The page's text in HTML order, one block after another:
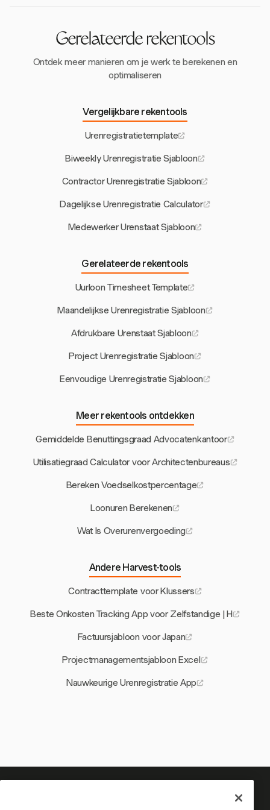
mogelijk is.
Gerelateerde rekentools
Ontdek meer manieren om je werk te berekenen en
optimaliseren
Vergelijkbare rekentools
Urenregistratietemplate
Biweekly Urenregistratie Sjabloon
Contractor Urenregistratie Sjabloon
Dagelijkse Urenregistratie Calculator
Medewerker Urenstaat Sjabloon
Gerelateerde rekentools
Uurloon Timesheet Template
Maandelijkse Urenregistratie Sjabloon
Afdrukbare Urenstaat Sjabloon
Project Urenregistratie Sjabloon
Eenvoudige Urenregistratie Sjabloon
Meer rekentools ontdekken
Gemiddelde Benuttingsgraad Advocatenkantoor
Utilisatiegraad Calculator voor Architectenbureaus
Bereken Voedselkostpercentage
Loonuren Berekenen
Wat Is Overurenvergoeding
Andere Harvest-tools
Contracttemplate voor Klussers
Beste Onkosten Tracking App voor Zelfstandige | H
Factuursjabloon voor Japan
Projectmanagementsjabloon Excel
Nauwkeurige Urenregistratie App
Je tijd is het waard om bij te